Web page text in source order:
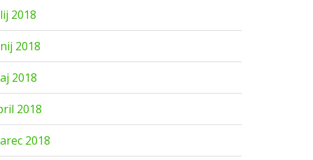
2018
2018
2018
2018
2018